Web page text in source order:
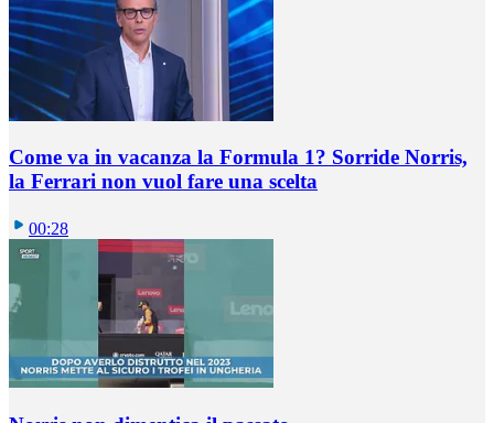
Come va in vacanza la Formula 1? Sorride Norris,
la Ferrari non vuol fare una scelta
00:28